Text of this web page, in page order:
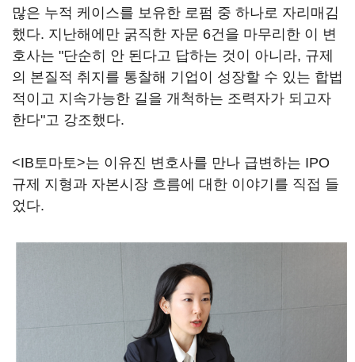
많은 누적 케이스를 보유한 로펌 중 하나로 자리매김
했다. 지난해에만 굵직한 자문 6건을 마무리한 이 변
호사는 "단순히 안 된다고 답하는 것이 아니라, 규제
의 본질적 취지를 통찰해 기업이 성장할 수 있는 합법
적이고 지속가능한 길을 개척하는 조력자가 되고자
한다"고 강조했다.
<IB토마토>는 이유진 변호사를 만나 급변하는 IPO
규제 지형과 자본시장 흐름에 대한 이야기를 직접 들
었다.